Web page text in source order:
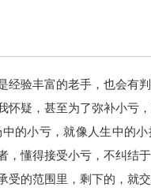
验丰富的老手，也会有
疑，甚至为了弥补小亏
的小亏，就像人生中的
懂得接受小亏，不纠结
的范围里，剩下的，就